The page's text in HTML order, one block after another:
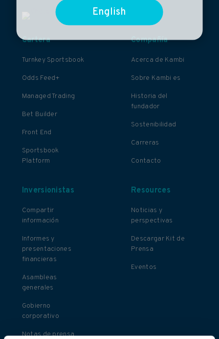
English
Cartera
Turnkey Sportsbook
Odds Feed+
Managed Trading
Bet Builder
Front End
Sportsbook
Platform
Compañía
Acerca de Kambi
Sobre Kambi es
Historia del
fundador
Sostenibilidad
Carreras
Contacto
Resources
Noticias y
perspectivas
Descargar Kit de
Prensa
Eventos
Inversionistas
Compartir
información
Informes y
presentaciones
financieras
Asambleas
generales
Gobierno
corporativo
Notas de prensa